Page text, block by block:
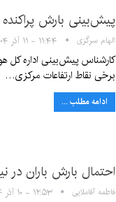
پیش‌بینی بارش
الهام سرگزی ۱۱:۴۴ - ۱۱ آذر ۱۴۰۴
برخی نقاط ارتفاعات مرکزی…
ادامه مطلب ...
احتمال بارش باران در
فاطمه آقاملایی ۱۲:۵۳ - ۱۰ آذر ۱۴۰۴